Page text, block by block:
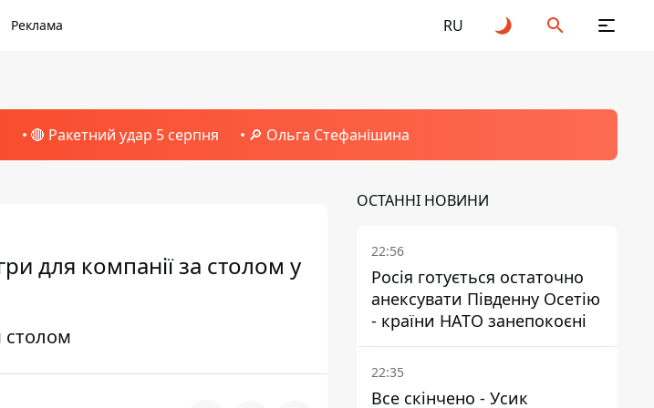
Реклама RU
🔴 Ракетний удар 5 серпня 🔎 Ольга Стефанішина
для компанії за столом у
столом
ОСТАННІ НОВИНИ
22:56
Росія готується остаточно
анексувати Південну Осетію
- країни НАТО занепокоєні
22:35
Все скінчено - Усик